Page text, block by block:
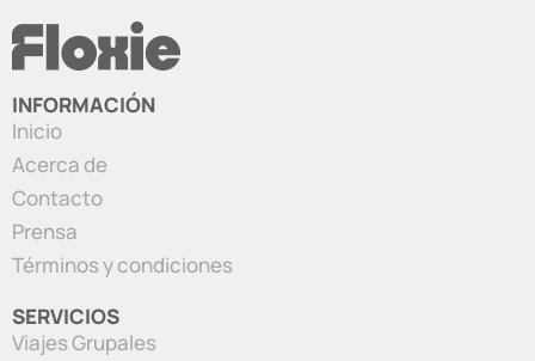
INFORMACIÓN
Inicio
Acerca de
Contacto
Prensa
Términos y condiciones
SERVICIOS
Viajes Grupales